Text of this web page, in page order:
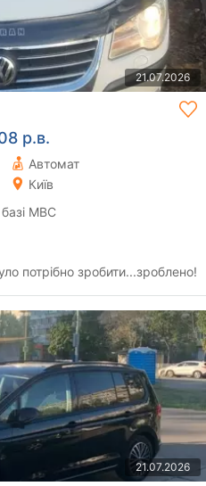
21.07.2026
р.в.
Автомат
Київ
МВС
потрібно зробити...зроблено!
21.07.2026